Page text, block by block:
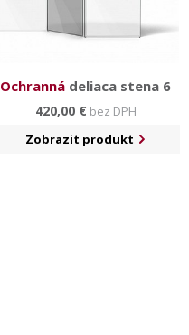
Ochranná deliaca stena 6
420,00 €bez DPH
Zobrazit produkt